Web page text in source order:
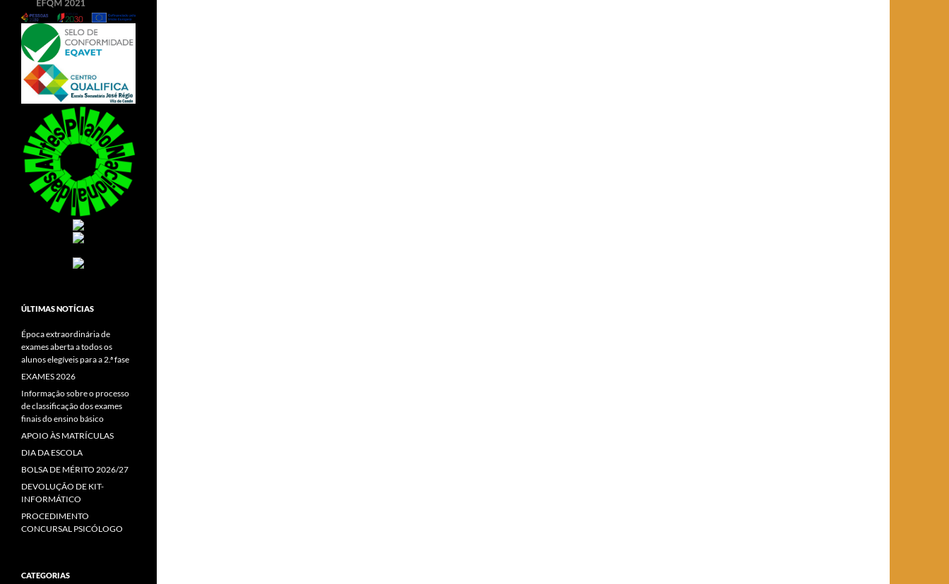
ÚLTIMAS NOTÍCIAS
Época extraordinária de
exames aberta a todos os
alunos elegíveis para a 2.ª fase
EXAMES 2026
Informação sobre o processo
de classificação dos exames
finais do ensino básico
APOIO ÀS MATRÍCULAS
DIA DA ESCOLA
BOLSA DE MÉRITO 2026/27
DEVOLUÇÃO DE KIT-
INFORMÁTICO
PROCEDIMENTO
CONCURSAL PSICÓLOGO
CATEGORIAS